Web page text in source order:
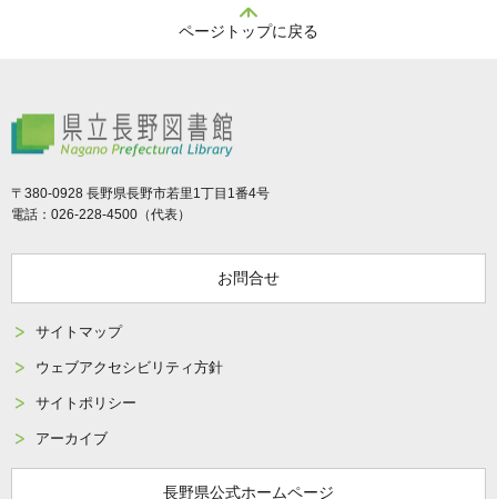
ページトップに戻る
県立長野図書館
〒380-0928 長野県長野市若里1丁目1番4号
電話：026-228-4500（代表）
お問合せ
サイトマップ
ウェブアクセシビリティ方針
サイトポリシー
アーカイブ
長野県公式ホームページ